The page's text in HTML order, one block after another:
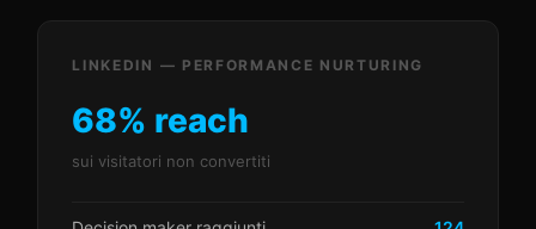
LINKEDIN — PERFORMANCE NURTURING
68% reach
sui visitatori non convertiti